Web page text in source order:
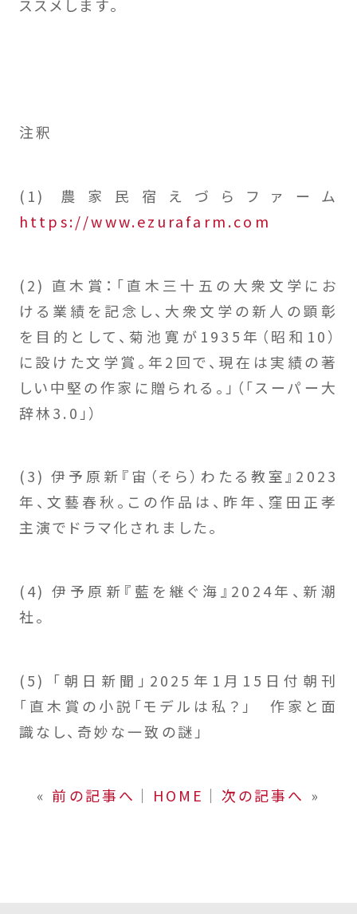
ススメします。
注釈
(1) 農家民宿えづらファーム
https://www.ezurafarm.com
(2) 直木賞：「直木三十五の大衆文学にお
ける業績を記念し、大衆文学の新人の顕彰
を目的として、菊池寛が1935年（昭和10）
に設けた文学賞。年2回で、現在は実績の著
しい中堅の作家に贈られる。」（「スーパー大
辞林3.0」）
(3) 伊予原新『宙（そら）わたる教室』2023
年、文藝春秋。この作品は、昨年、窪田正孝
主演でドラマ化されました。
(4) 伊予原新『藍を継ぐ海』2024年、新潮
社。
(5) 「朝日新聞」2025年1月15日付朝刊
「直木賞の小説「モデルは私？」 作家と面
識なし、奇妙な一致の謎」
« 前の記事へ │ HOME │ 次の記事へ »